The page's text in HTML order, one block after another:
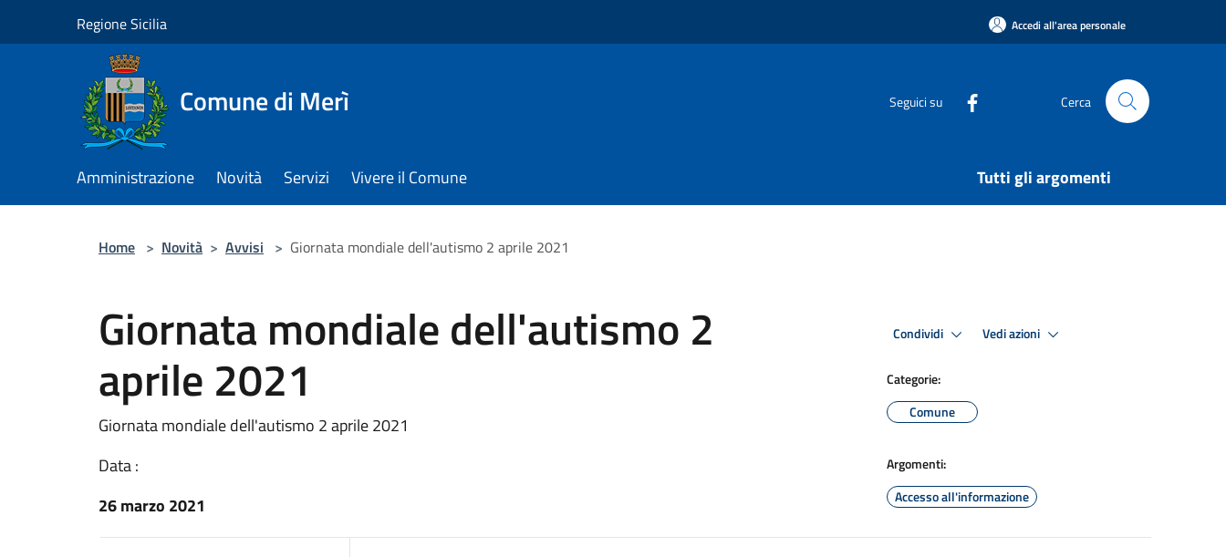
Regione Sicilia Accedi all'area personale
Comune di Merì Seguici su Cerca
Amministrazione Novità Servizi Vivere il Comune Tutti gli argomenti
Home > Novità > Avvisi > Giornata mondiale dell'autismo 2 aprile 2021
Giornata mondiale dell'autismo 2
aprile 2021
Giornata mondiale dell'autismo 2 aprile 2021
Data :
26 marzo 2021
Condividi Vedi azioni
Categorie:
Comune
Argomenti:
Accesso all'informazione